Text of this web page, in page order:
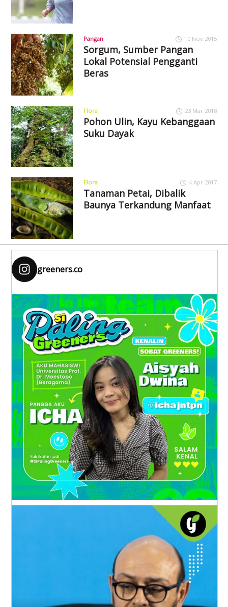
Pangan 10 Nov 2015
Sorgum, Sumber Pangan
Lokal Potensial Pengganti
Beras
Flora 23 Mar 2018
Pohon Ulin, Kayu Kebanggaan
Suku Dayak
Flora 4 Apr 2017
Tanaman Petai, Dibalik
Baunya Terkandung Manfaat
greeners.co